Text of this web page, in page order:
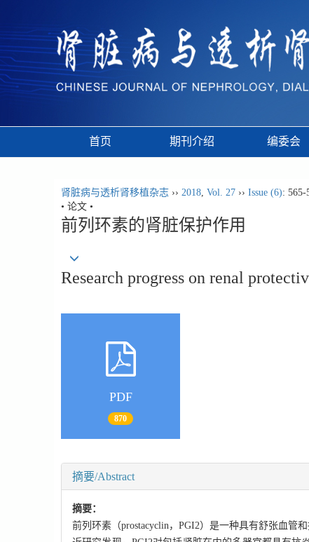
首页 期刊介绍 编委会
肾脏病与透析肾移植杂志 ›› 2018, Vol. 27 ›› Issue (6): 565-
• 论文 •
前列环素的肾脏保护作用
Research progress on renal
PDF
870
摘要/Abstract
摘要：
前列环素（prostacyclin，PGI2）是一种具有舒张血管